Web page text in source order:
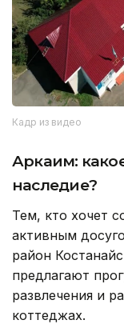
Кадр из видео
Аркаим:
наследие?
Тем, кто хочет
активным
район
предлагают
развлечения и
коттеджах.